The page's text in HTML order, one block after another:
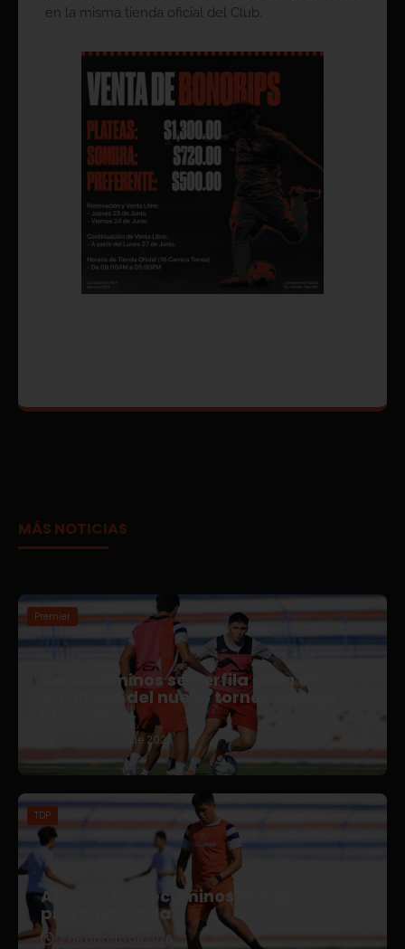
en la misma tienda oficial del Club.
MÁS NOTICIAS
Premier
Correcaminos se perfila para el
arranque del nuevo torneo en Liga
5 de agosto de 2026
TDP
Afianza Correcaminos TDP su
pretemporada
3 de agosto de 2026